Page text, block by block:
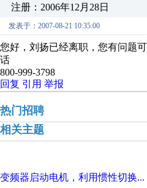
注册：2006年12月28日
发表于：2007-08-21 10:35:00
您好，刘扬已经离职，您有问题
话
800-999-3798
回复 引用 举报
热门招聘
相关主题
变频器启动电机，利用惯性切换...